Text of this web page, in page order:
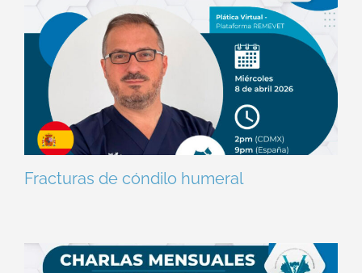
Fracturas de cóndilo humeral